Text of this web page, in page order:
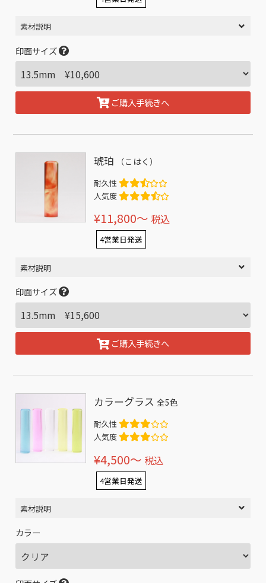
素材説明
印面サイズ
ご購入手続きへ
琥珀 （こはく）
耐久性
人気度
¥11,800〜 税込
4営業日発送
素材説明
印面サイズ
ご購入手続きへ
カラーグラス全5色
耐久性
人気度
¥4,500〜 税込
4営業日発送
素材説明
カラー